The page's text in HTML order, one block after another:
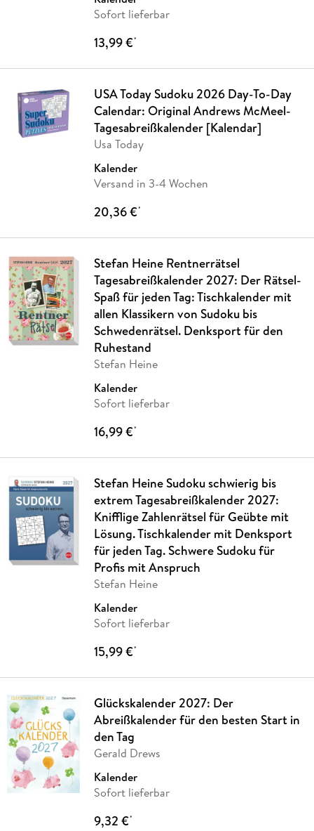
Sofort lieferbar
13,99 €*
USA Today Sudoku 2026 Day-To-Day
Calendar: Original Andrews McMeel-
Tagesabreißkalender [Kalendar]
Usa Today
Kalender
Versand in 3-4 Wochen
20,36 €*
Stefan Heine Rentnerrätsel
Tagesabreißkalender 2027: Der Rätsel-
Spaß für jeden Tag: Tischkalender mit
allen Klassikern von Sudoku bis
Schwedenrätsel. Denksport für den
Ruhestand
Stefan Heine
Kalender
Sofort lieferbar
16,99 €*
Stefan Heine Sudoku schwierig bis
extrem Tagesabreißkalender 2027:
Knifflige Zahlenrätsel für Geübte mit
Lösung. Tischkalender mit Denksport
für jeden Tag. Schwere Sudoku für
Profis mit Anspruch
Stefan Heine
Kalender
Sofort lieferbar
15,99 €*
Glückskalender 2027: Der
Abreißkalender für den besten Start in
den Tag
Gerald Drews
Kalender
Sofort lieferbar
9,32 €*